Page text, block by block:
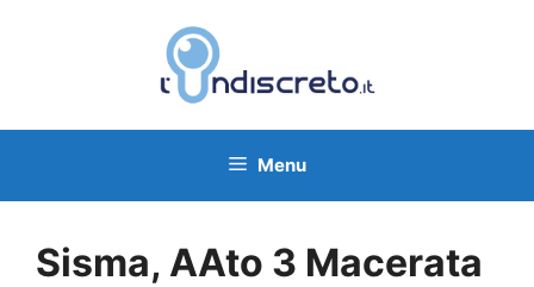
Menu
Sisma, AAto 3 Macerata